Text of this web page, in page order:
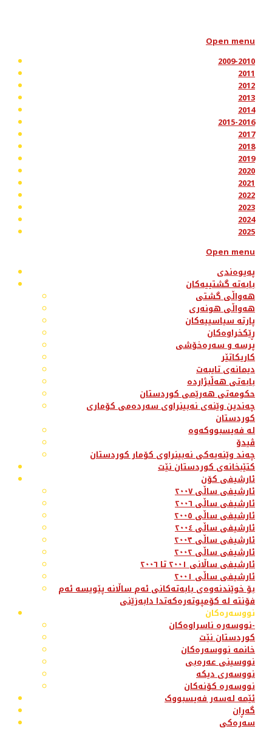
Open menu
2009-2010
2011
2012
2013
2014
2015-2016
2017
2018
2019
2020
2021
2022
2023
2024
2025
Open menu
پەیوەندی
بابەتە گشتییەکان
هەواڵی گشتی
هەواڵی هونەری
پارتە سیاسییەکان
ڕێکخراوەکان
پرسە و سەرەخۆشی
کاریکاتێر
دیمانەی تایبەت
بابەتی هەڵبژاردە
حکومەتی هەرێمی کوردستان
چەندین وێنەی نەبینراوی سەردەمی کۆماری
کوردستان
لە فەیسبووکەوە
ڤیدۆ
چەند وێنەیەکی نەبینراوی کۆمار کوردستان
کتێبخانەی کوردستان نێت
ئارشیفی کۆن
ئارشیفی ساڵی ٢٠٠٧
ئارشیفی ساڵی ٢٠٠٦
ئارشیفی ساڵی ٢٠٠٥
ئارشیفی ساڵی ٢٠٠٤
ئارشیفی ساڵی ٢٠٠٣
ئارشیفی ساڵی ٢٠٠٢
ئارشیفی ساڵانی ٢٠٠١ تا ٢٠٠٦
ئارشیفی ساڵی ٢٠٠١
بۆ خوێندنەوەی بابەتەکانی ئەم ساڵانە پێویسە ئەم
فۆنتە لە کۆمپوتەرەکەتدا دابەزێنی
نووسەرەکان
نووسەرە ناسراوەکان-
کوردستان نێت
خانمە نووسەرەکان
نووسینی عەرەبی
نووسەری دیکە
نووسەرە کۆنەکان
ئێمە لەسەر فەیسبووک
گەڕان
سەرەکی